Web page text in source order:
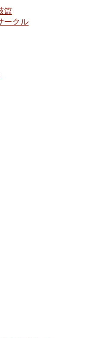
篇
ークル